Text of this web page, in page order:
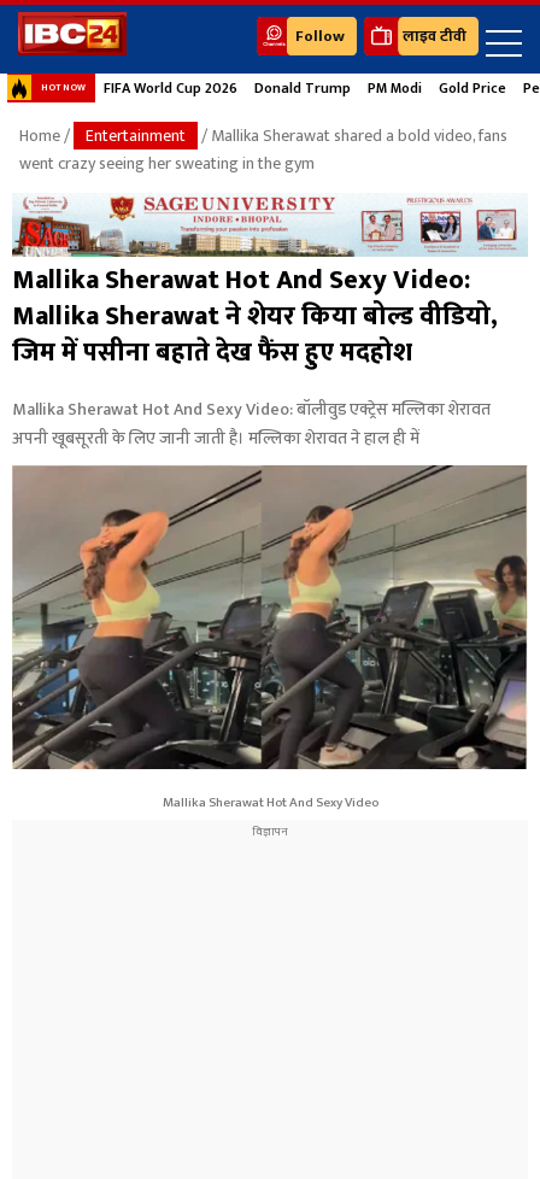
Follow लाइव टीवी
HOT NOW FIFA World Cup 2026 Donald Trump PM Modi Gold Price
Home/ Entertainment / Mallika Sherawat shared a bold video, fans
went crazy seeing her sweating in the gym
Mallika Sherawat Hot And Sexy Video:
Mallika Sherawat ने शेयर किया बोल्ड वीडियो,
जिम में पसीना बहाते देख फैंस हुए मदहोश
Mallika Sherawat Hot And Sexy Video: बॉलीवुड एक्ट्रेस मल्लिका शेरावत
अपनी खूबसूरती के लिए जानी जाती है। मल्लिका शेरावत ने हाल ही में
Mallika Sherawat Hot And Sexy Video